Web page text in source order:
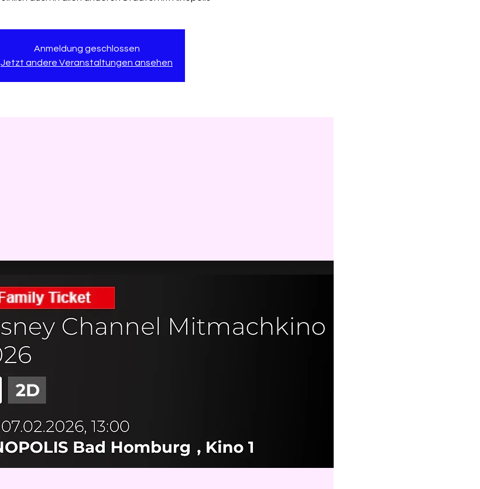
Anmeldung geschlossen
Jetzt andere Veranstaltungen ansehen